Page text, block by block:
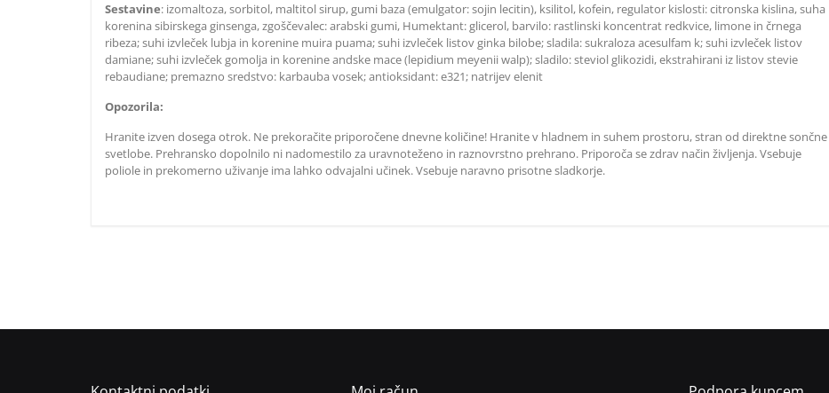
Sestavine: izomaltoza, sorbitol, maltitol sirup, gumi baza (emulgator: sojin lecitin), ksilitol, kofein, regulator kislosti: citronska kislina, suha
korenina sibirskega ginsenga, zgoščevalec: arabski gumi, Humektant: glicerol, barvilo: rastlinski koncentrat redkvice, limone in črnega
ribeza; suhi izvleček lubja in korenine muira puama; suhi izvleček listov ginka bilobe; sladila: sukraloza acesulfam k; suhi izvleček listov
damiane; suhi izvleček gomolja in korenine andske mace (lepidium meyenii walp); sladilo: steviol glikozidi, ekstrahirani iz listov stevie
rebaudiane; premazno sredstvo: karbauba vosek; antioksidant: e321; natrijev elenit
Opozorila:
Hranite izven dosega otrok. Ne prekoračite priporočene dnevne količine! Hranite v hladnem in suhem prostoru, stran od direktne sončne
svetlobe. Prehransko dopolnilo ni nadomestilo za uravnoteženo in raznovrstno prehrano. Priporoča se zdrav način življenja. Vsebuje
poliole in prekomerno uživanje ima lahko odvajalni učinek. Vsebuje naravno prisotne sladkorje.